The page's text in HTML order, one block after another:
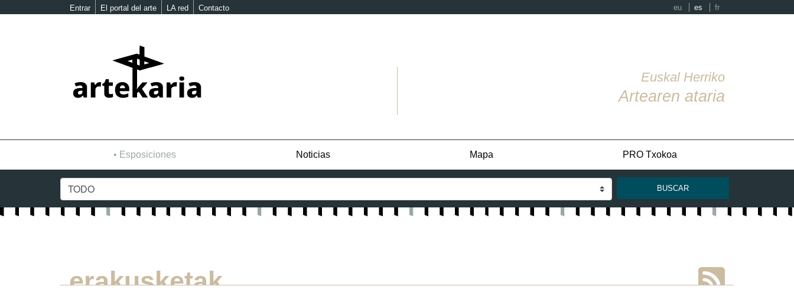
Entrar El portal del arte LA red Contacto eu es fr
Euskal Herriko
Artearen ataria
Esposiciones Noticias Mapa PRO Txokoa
BUSCAR
erakusketak